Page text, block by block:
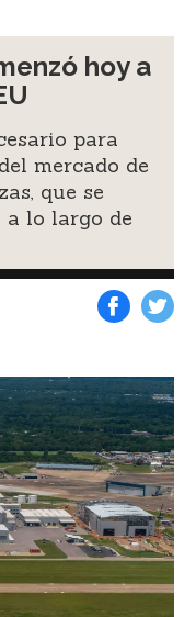
hoy a
para
mercado de
que se
a lo largo de